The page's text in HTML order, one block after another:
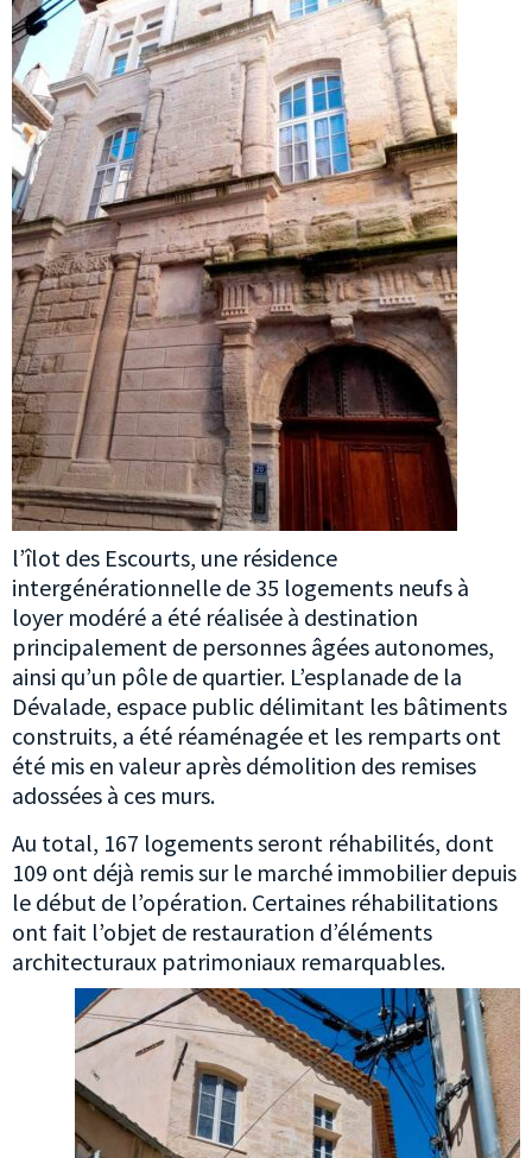
l’îlot des Escourts, une résidence
intergénérationnelle de 35 logements neufs à
loyer modéré a été réalisée à destination
principalement de personnes âgées autonomes,
ainsi qu’un pôle de quartier. L’esplanade de la
Dévalade, espace public délimitant les bâtiments
construits, a été réaménagée et les remparts ont
été mis en valeur après démolition des remises
adossées à ces murs.
Au total, 167 logements seront réhabilités, dont
109 ont déjà remis sur le marché immobilier depuis
le début de l’opération. Certaines réhabilitations
ont fait l’objet de restauration d’éléments
architecturaux patrimoniaux remarquables.